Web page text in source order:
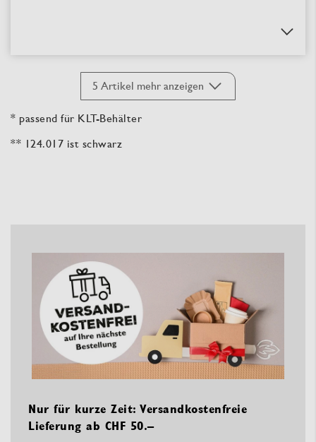
5 Artikel mehr anzeigen
* passend für KLT-Behälter
** 124.017 ist schwarz
Nur für kurze Zeit: Versandkostenfreie
Lieferung ab CHF 50.–